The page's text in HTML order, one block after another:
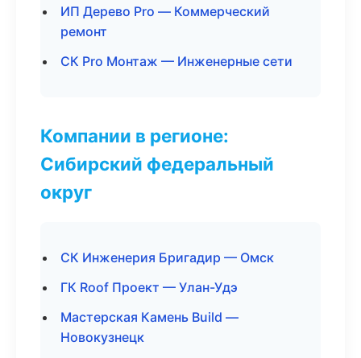
ИП Дерево Pro — Коммерческий
ремонт
СК Pro Монтаж — Инженерные сети
Компании в регионе:
Сибирский федеральный
округ
СК Инженерия Бригадир — Омск
ГК Roof Проект — Улан-Удэ
Мастерская Камень Build —
Новокузнецк